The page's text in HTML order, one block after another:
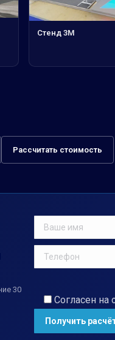
Стенд 3М
Рассчитать стоимость
30
Согласен на